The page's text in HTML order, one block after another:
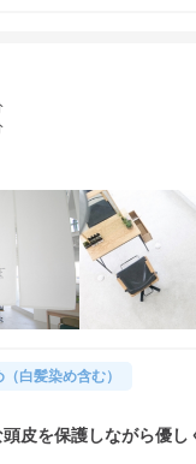
白髪染め含む）
皮を保護しながら優し